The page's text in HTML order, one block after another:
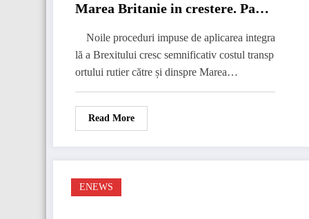
Marea Britanie in crestere. Pana
Noile proceduri impuse de aplicarea integra
lă a Brexitului cresc semnificativ costul transp
ortului rutier către și dinspre Marea…
Read More
ENEWS